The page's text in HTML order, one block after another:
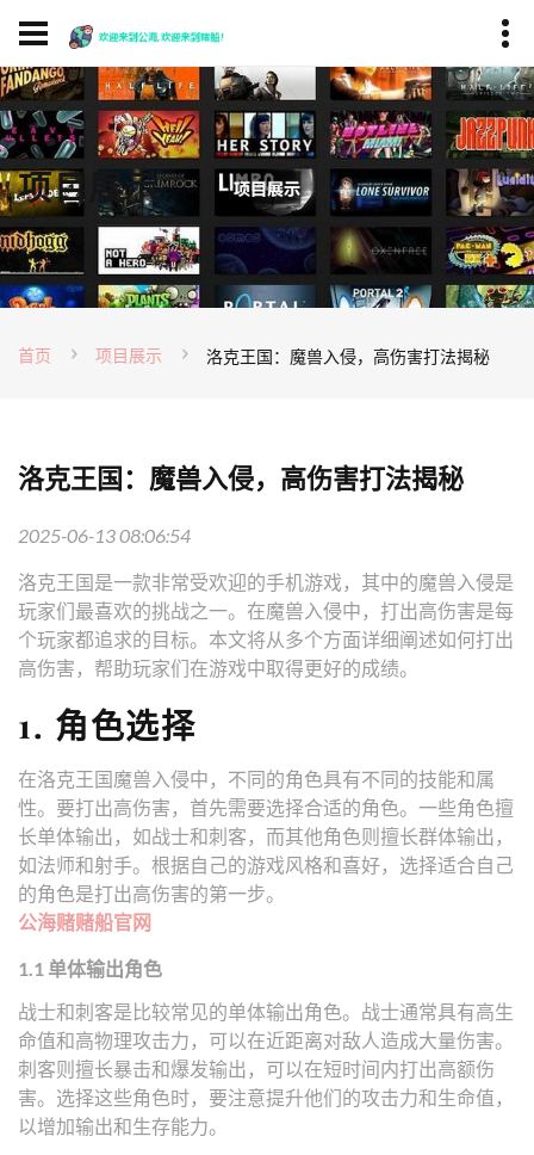
项目展示
首页 项目展示 洛克王国：魔兽入侵，高伤害打法揭秘
洛克王国：魔兽入侵，高伤害打法揭秘
2025-06-13 08:06:54
洛克王国是一款非常受欢迎的手机游戏，其中的魔兽入侵是
玩家们最喜欢的挑战之一。在魔兽入侵中，打出高伤害是每
个玩家都追求的目标。本文将从多个方面详细阐述如何打出
高伤害，帮助玩家们在游戏中取得更好的成绩。
1. 角色选择
在洛克王国魔兽入侵中，不同的角色具有不同的技能和属
性。要打出高伤害，首先需要选择合适的角色。一些角色擅
长单体输出，如战士和刺客，而其他角色则擅长群体输出，
如法师和射手。根据自己的游戏风格和喜好，选择适合自己
的角色是打出高伤害的第一步。
公海赌赌船官网
1.1 单体输出角色
战士和刺客是比较常见的单体输出角色。战士通常具有高生
命值和高物理攻击力，可以在近距离对敌人造成大量伤害。
刺客则擅长暴击和爆发输出，可以在短时间内打出高额伤
害。选择这些角色时，要注意提升他们的攻击力和生命值，
以增加输出和生存能力。